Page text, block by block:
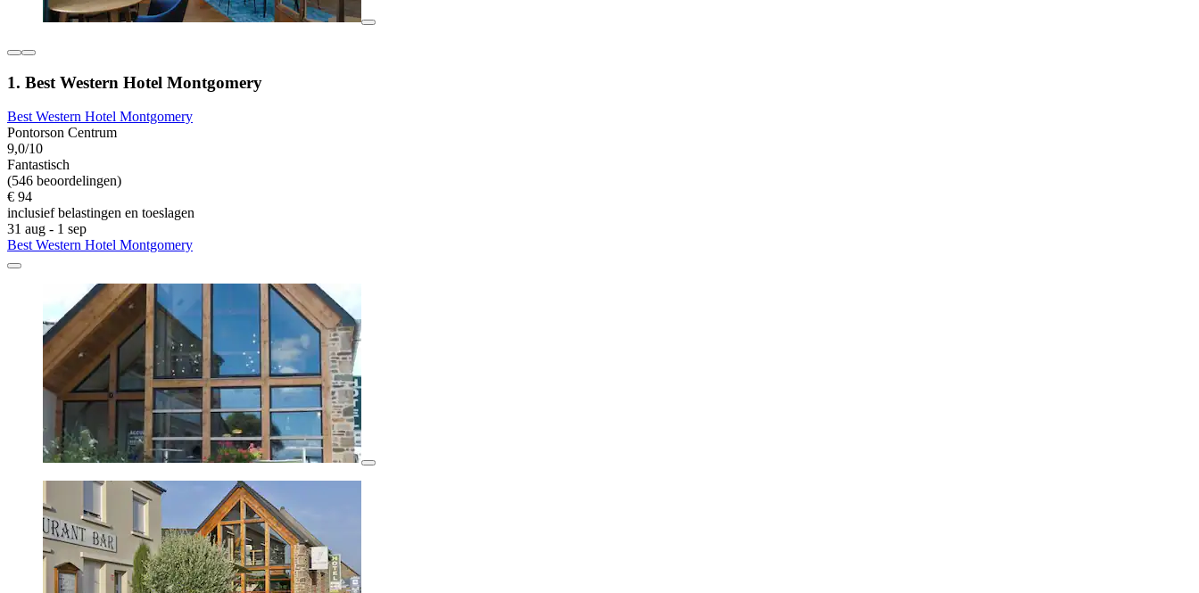
1. Best Western Hotel Montgomery
Best Western Hotel Montgomery
Pontorson Centrum
9,0/10
Fantastisch
(546 beoordelingen)
€ 94
inclusief belastingen en toeslagen
31 aug - 1 sep
Best Western Hotel Montgomery